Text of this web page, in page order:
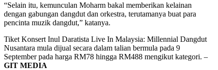
“Selain itu, kemunculan Moharm bakal memberikan kelainan
dengan gabungan dangdut dan orkestra, terutamanya buat para
pencinta muzik dangdut,” katanya.
Tiket Konsert Inul Daratista Live In Malaysia: Millennial Dangdut
Nusantara mula dijual secara dalam talian bermula pada 9
September pada harga RM78 hingga RM488 mengikut kategori. –
GIT MEDIA